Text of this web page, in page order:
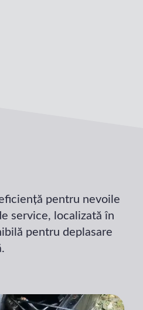
pentru nevoile
service, localizată în
pentru deplasare